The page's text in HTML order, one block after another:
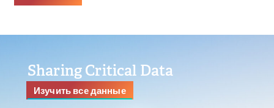
Sharing Critical Data
Изучить все данные